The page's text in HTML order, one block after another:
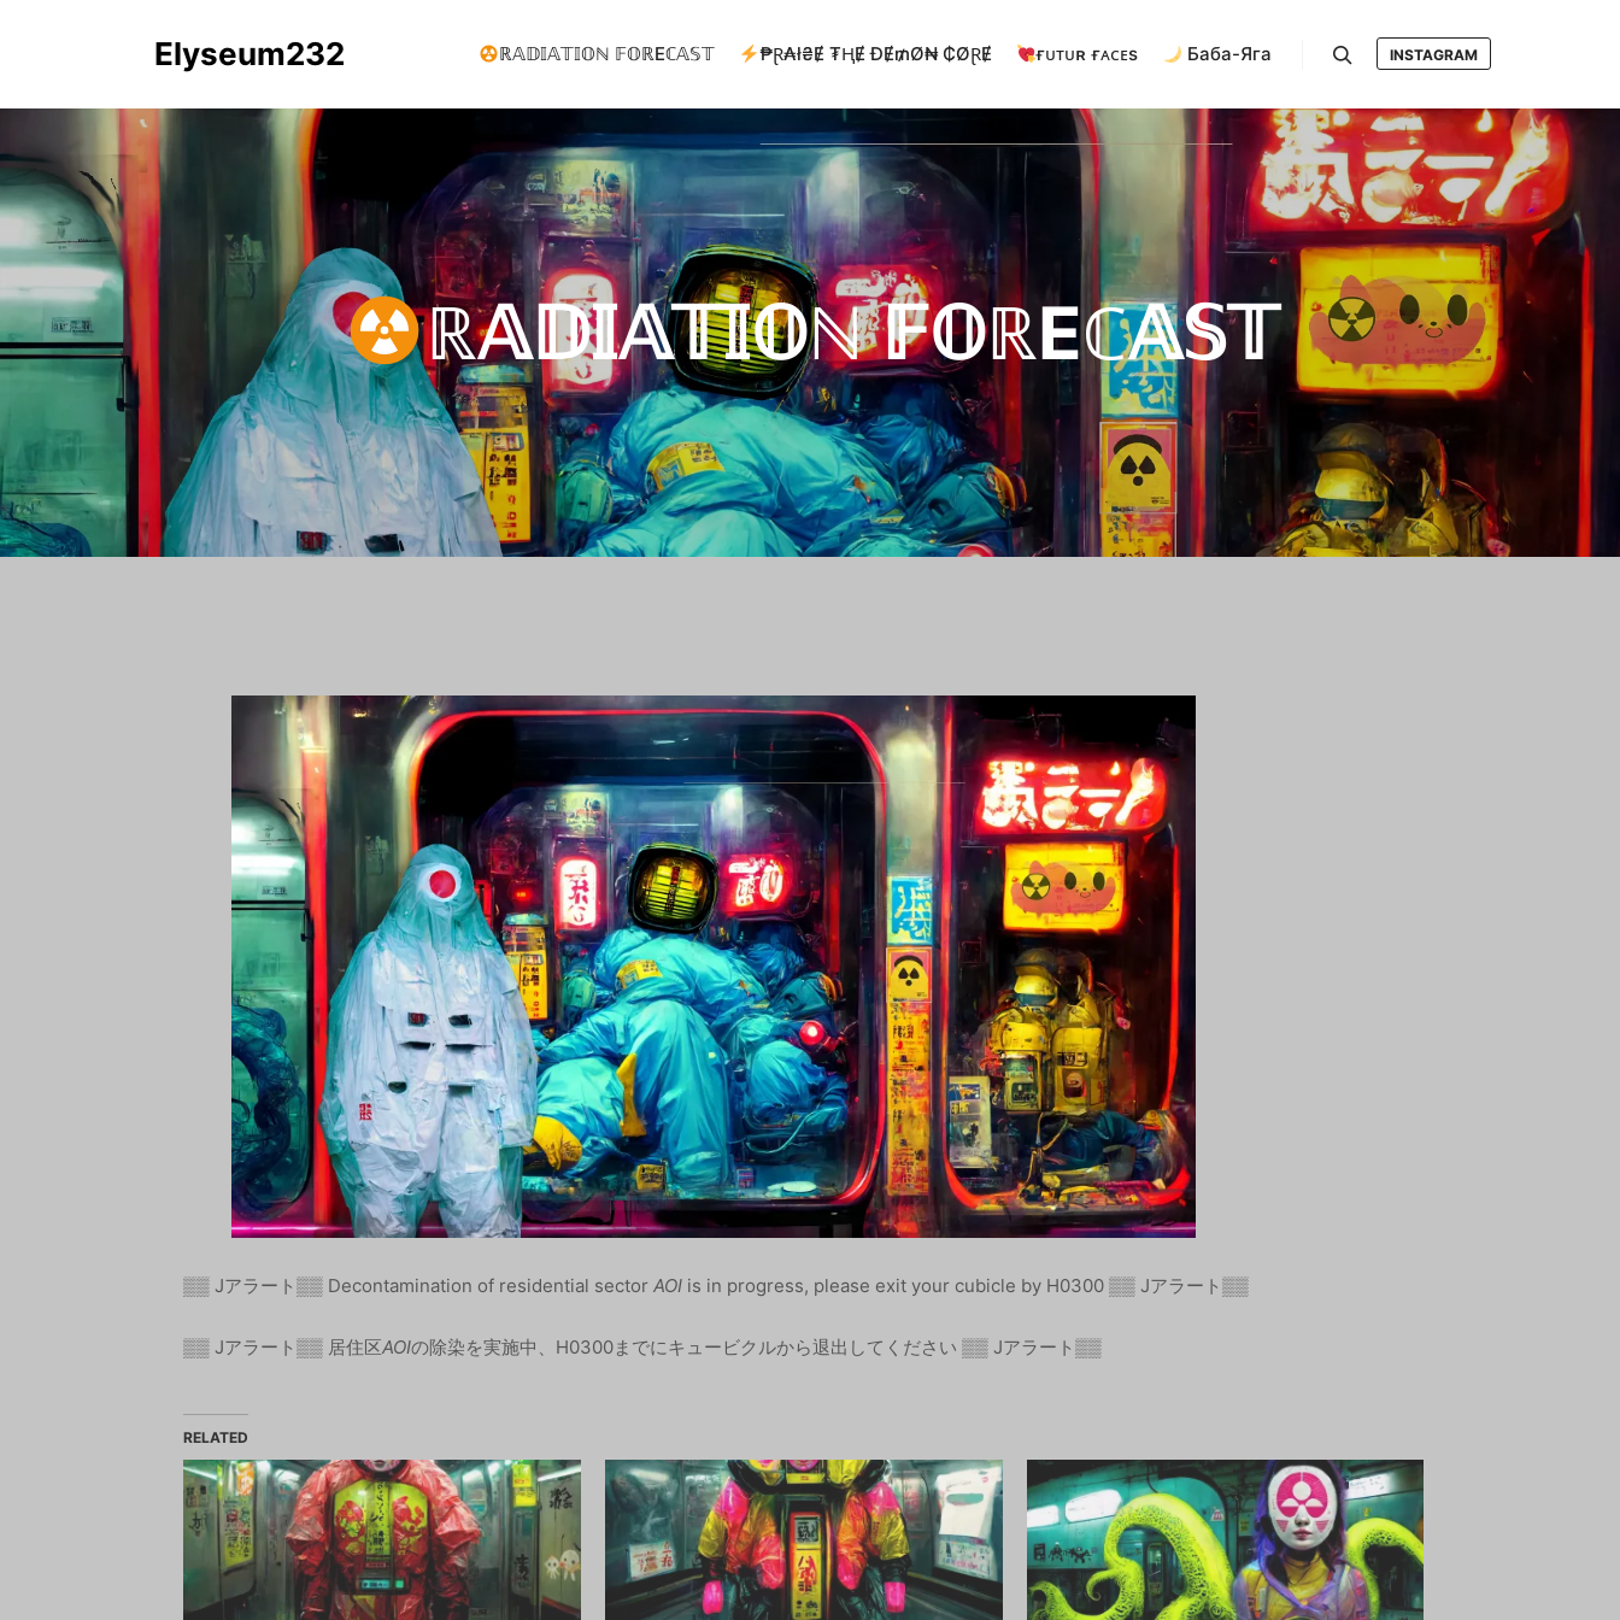
Elyseum232 ℝ𝔸𝔻𝕀𝔸𝕋𝕀𝕆ℕ 𝔽𝕆ℝEℂ𝔸𝕊𝕋 ₱Ɽ₳ł₴Ɇ ₮ⱧɆ ĐɆ₥Ø₦ ₵ØⱤɆ ғᴜᴛᴜʀ ғᴀᴄᴇs Баба-Яга INSTAGRAM
ℝ𝔸𝔻𝕀𝔸𝕋𝕀𝕆ℕ 𝔽𝕆ℝEℂ𝔸𝕊𝕋
▒▒ Jアラート▒▒ Decontamination of residential sector AOI is in progress, please exit your cubicle by H0300 ▒▒ Jアラート▒▒
▒▒ Jアラート▒▒ 居住区AOIの除染を実施中、H0300までにキュービクルから退出してください ▒▒ Jアラート▒▒
RELATED